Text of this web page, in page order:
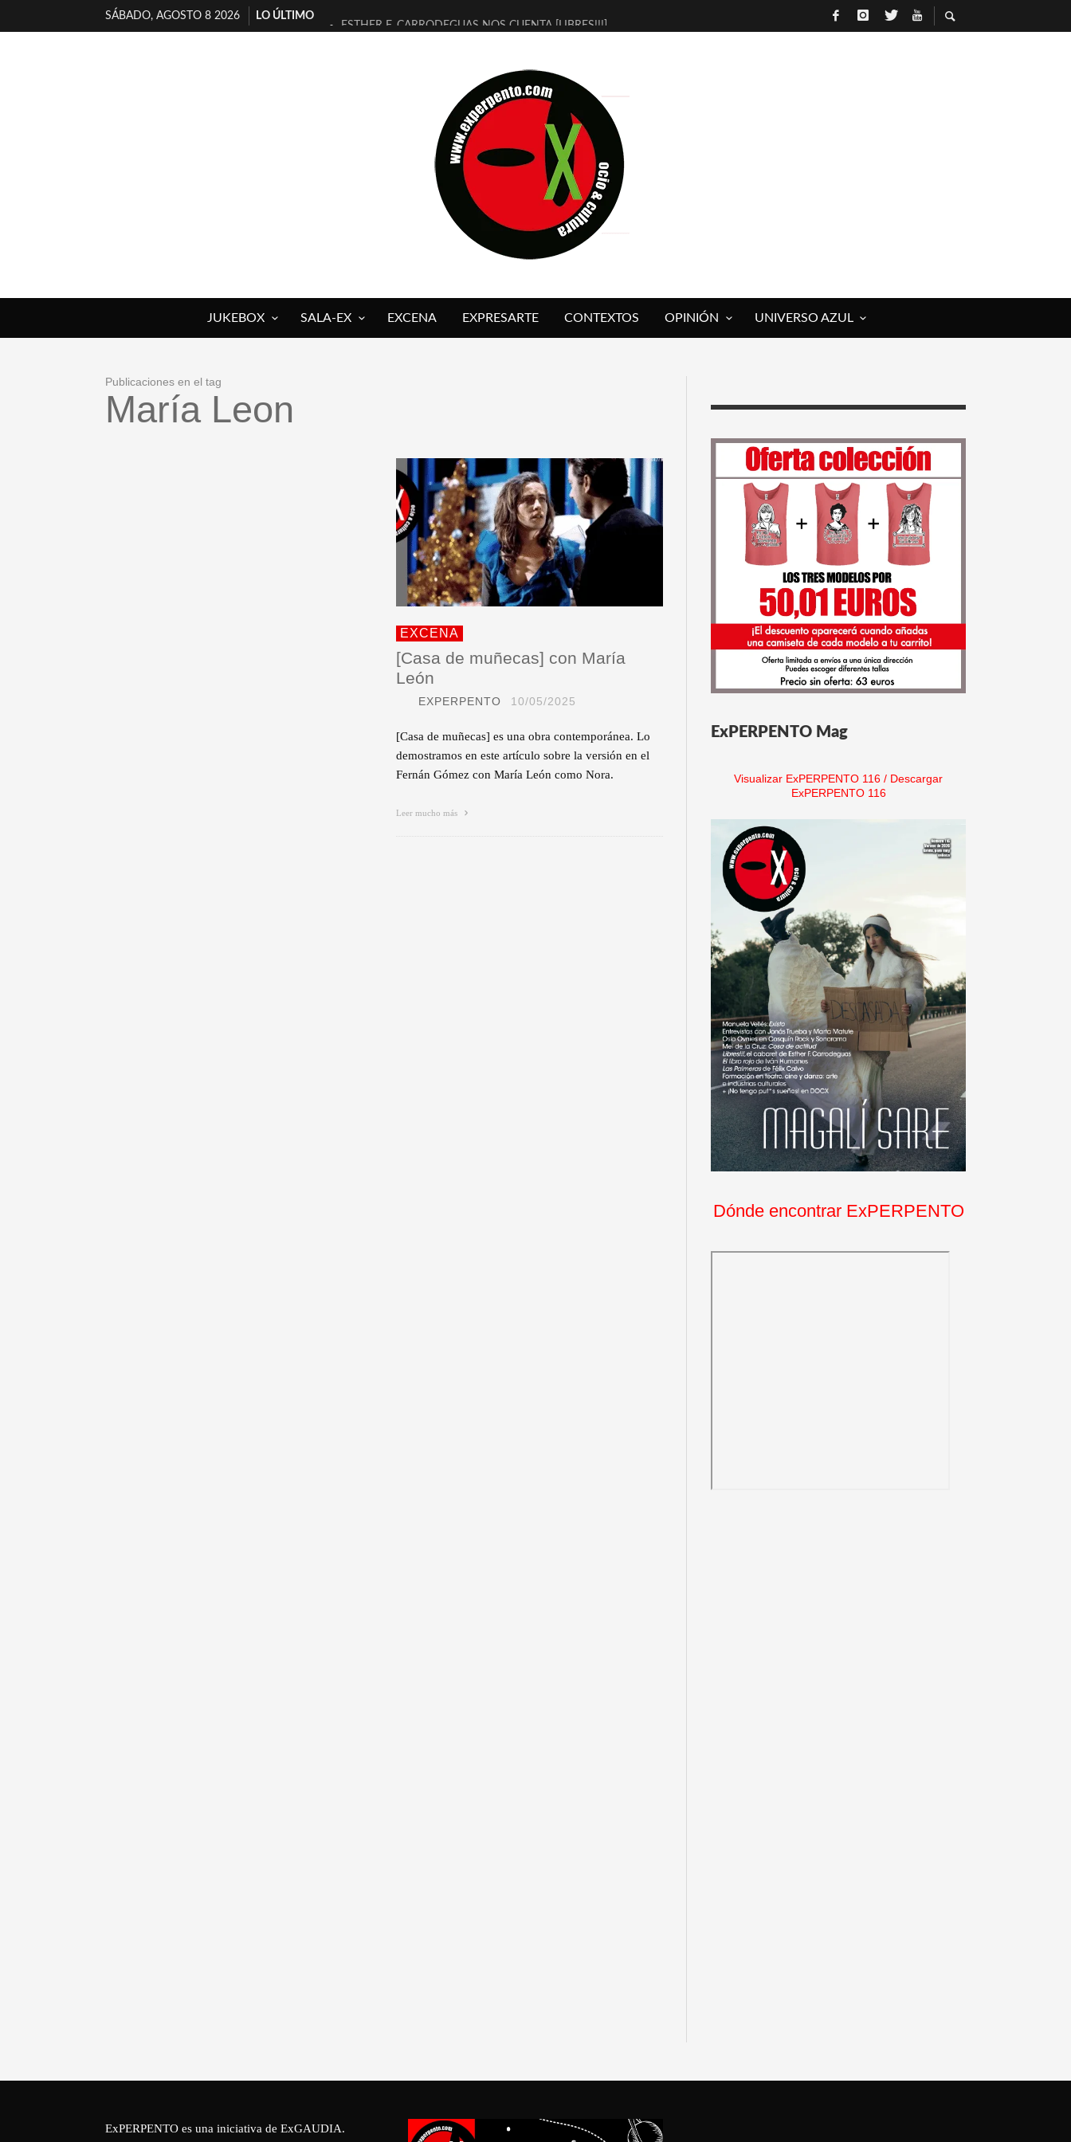
SÁBADO, AGOSTO 8 2026
LO ÚLTIMO
ESTHER F. CARRODEGUAS NOS CUENTA [LIBRES!!!]
[ELECTRA JONDA] DE JUAN GUERRERO ZAMORA
TIMBRE 4, LA ESCUELA DEL DIRECTOR TEATRAL CLAUDIO TOLCACHIR
30 AÑOS (NO ES NADA) DE LA KATARSIS DEL TOMATAZO
MILITARES JUDÍAS EN #EXVITA
D’BALDOMEROS REINVENTAN [BITÁCORA 3.0] EN EXVITA
MARSHALL FLASH PRESENTA EN EXVITA [RELATIVA SENCILLEZ]
JOFRE BARDAGÍ EN EXVITA INTERPRETANDO A SERRAT
JUKEBOX SALA-EX EXCENA EXPRESARTE CONTEXTOS OPINIÓN UNIVERSO AZUL
Publicaciones en el tag
María Leon
EXCENA
[Casa de muñecas] con María
León
EXPERPENTO 10/05/2025
[Casa de muñecas] es una obra contemporánea. Lo
demostramos en este artículo sobre la versión en el
Fernán Gómez con María León como Nora.
Leer mucho más
ExPERPENTO Mag
Visualizar ExPERPENTO 116 / Descargar
ExPERPENTO 116
Dónde encontrar ExPERPENTO
ExPERPENTO es una iniciativa de ExGAUDIA.